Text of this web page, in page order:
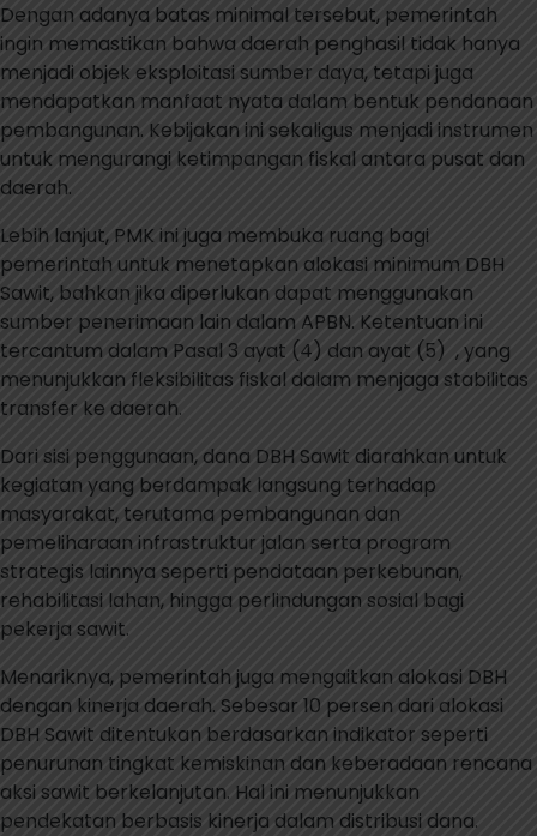
Dengan adanya batas minimal tersebut, pemerintah
ingin memastikan bahwa daerah penghasil tidak hanya
menjadi objek eksploitasi sumber daya, tetapi juga
mendapatkan manfaat nyata dalam bentuk pendanaan
pembangunan. Kebijakan ini sekaligus menjadi instrumen
untuk mengurangi ketimpangan fiskal antara pusat dan
daerah.
Lebih lanjut, PMK ini juga membuka ruang bagi
pemerintah untuk menetapkan alokasi minimum DBH
Sawit, bahkan jika diperlukan dapat menggunakan
sumber penerimaan lain dalam APBN. Ketentuan ini
tercantum dalam Pasal 3 ayat (4) dan ayat (5) , yang
menunjukkan fleksibilitas fiskal dalam menjaga stabilitas
transfer ke daerah.
Dari sisi penggunaan, dana DBH Sawit diarahkan untuk
kegiatan yang berdampak langsung terhadap
masyarakat, terutama pembangunan dan
pemeliharaan infrastruktur jalan serta program
strategis lainnya seperti pendataan perkebunan,
rehabilitasi lahan, hingga perlindungan sosial bagi
pekerja sawit.
Menariknya, pemerintah juga mengaitkan alokasi DBH
dengan kinerja daerah. Sebesar 10 persen dari alokasi
DBH Sawit ditentukan berdasarkan indikator seperti
penurunan tingkat kemiskinan dan keberadaan rencana
aksi sawit berkelanjutan. Hal ini menunjukkan
pendekatan berbasis kinerja dalam distribusi dana.